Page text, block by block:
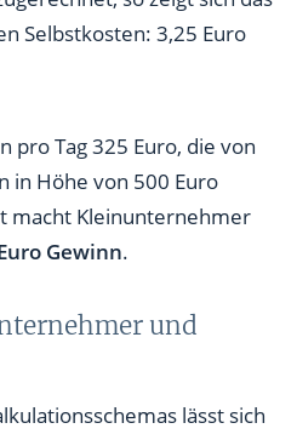
Selbstkosten: 3,25 Euro
pro Tag 325 Euro, die von
in Höhe von 500 Euro
macht Kleinunternehmer
Gewinn.
und
lässt sich